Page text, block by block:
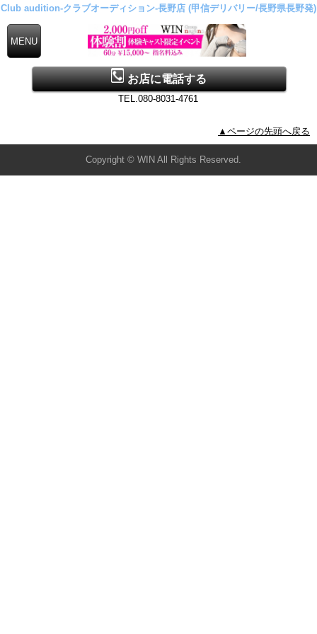
Club audition-クラブオーディション-長野店 (甲信デリバリー/長野県長野発)
お店に電話する
TEL.080-8031-4761
▲ページの先頭へ戻る
Copyright © WIN All Rights Reserved.